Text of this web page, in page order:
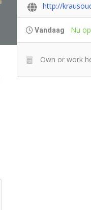
http://
Vandaag Nu
Own or work